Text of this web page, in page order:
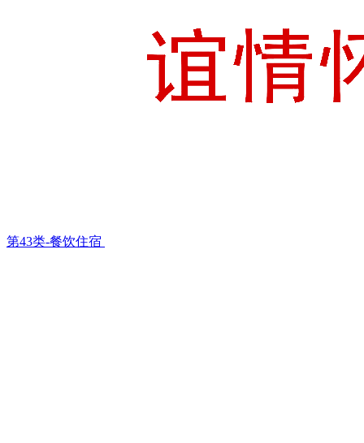
第43类-餐饮住宿